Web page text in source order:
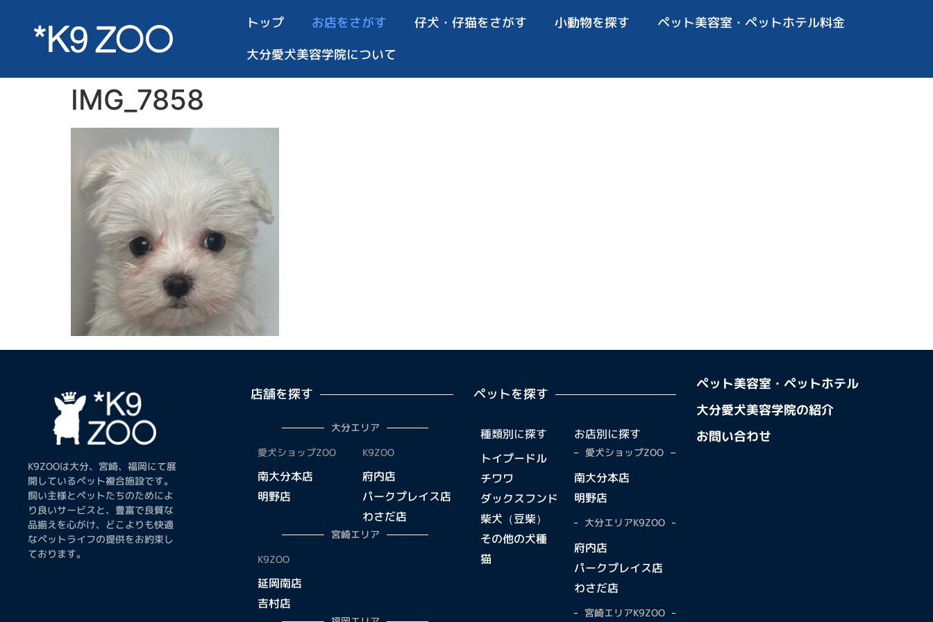
トップ お店をさがす 仔犬・仔猫をさがす 小動物を探す
ペット美容室・ペットホテル料金
大分愛犬美容学院について
IMG_7858
K9ZOOは大分、宮崎、福岡にて展
開しているペット複合施設です。
飼い主様とペットたちのためによ
り良いサービスと、豊富で良質な
品揃えを心がけ、どこよりも快適
なペットライフの提供をお約束し
ております。
店舗を探す
大分エリア
愛犬ショップZOO
南大分本店
明野店
K9ZOO
府内店
パークプレイス店
わさだ店
宮崎エリア
K9ZOO
延岡南店
吉村店
ペットを探す
種類別に探す
トイプードル
チワワ
ダックスフンド
柴犬（豆柴）
その他の犬種
猫
お店別に探す
愛犬ショップZOO
南大分本店
明野店
大分エリアK9ZOO
府内店
パークプレイス店
わさだ店
宮崎エリアK9ZOO
ペット美容室・ペットホテル
大分愛犬美容学院の紹介
お問い合わせ